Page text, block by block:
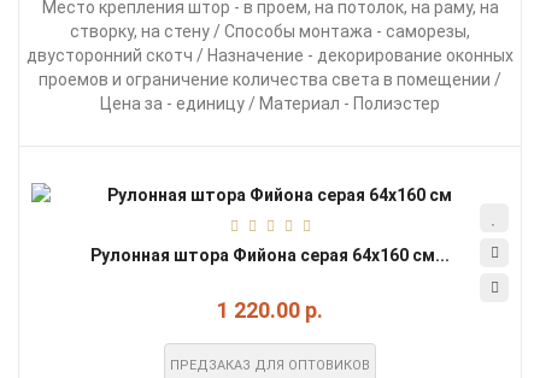
Место крепления штор - в проем, на потолок, на раму, на
створку, на стену / Способы монтажа - саморезы,
двусторонний скотч / Назначение - декорирование оконных
проемов и ограничение количества света в помещении /
Цена за - единицу / Материал - Полиэстер
Рулонная штора Фийона серая 64х160 см...
1 220.00 р.
ПРЕДЗАКАЗ ДЛЯ ОПТОВИКОВ